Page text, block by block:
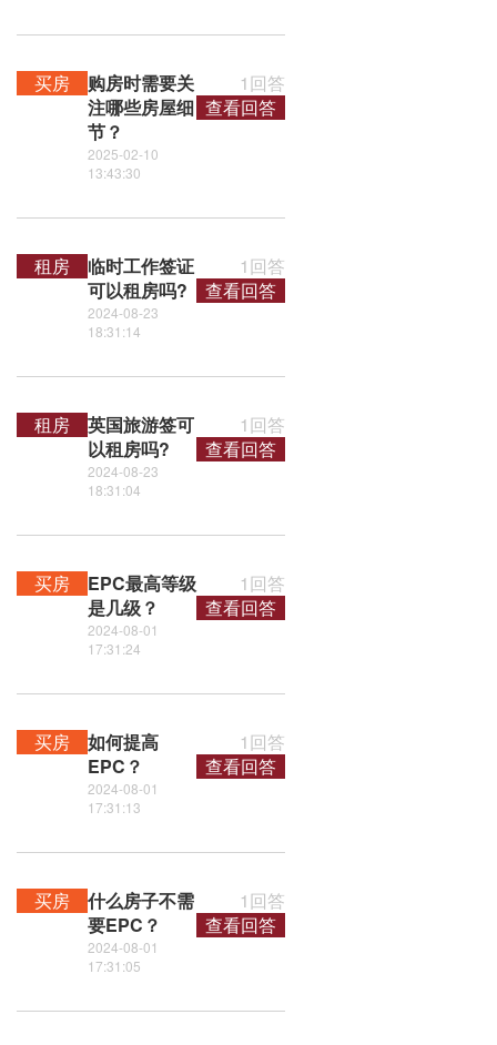
买房
购房时需要关
注哪些房屋细
节？
2025-02-10
13:43:30
1回答
查看回答
租房
临时工作签证
可以租房吗?
2024-08-23
18:31:14
1回答
查看回答
租房
英国旅游签可
以租房吗?
2024-08-23
18:31:04
1回答
查看回答
买房
EPC最高等级
是几级？
2024-08-01
17:31:24
1回答
查看回答
买房
如何提高
EPC？
2024-08-01
17:31:13
1回答
查看回答
买房
什么房子不需
要EPC？
2024-08-01
17:31:05
1回答
查看回答